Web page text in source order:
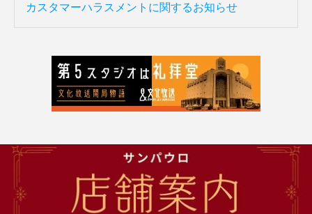
カスタマーハラスメントに関するお知らせ